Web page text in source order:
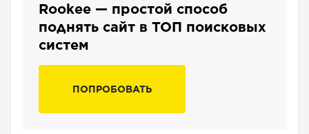
Rookee — простой способ
поднять сайт в ТОП поисковых
систем
ПОПРОБОВАТЬ